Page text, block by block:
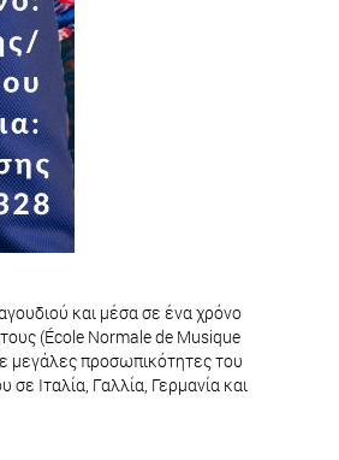
και μέσα σε ένα χρόνο
(École Normale de Musique
μεγάλες προσωπικότητες του
Ιταλία, Γαλλία, Γερμανία και